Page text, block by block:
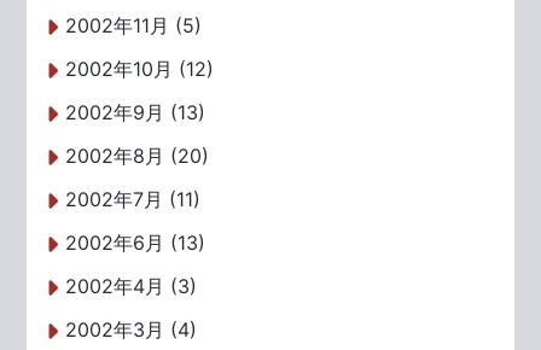
2002年11月 (5)
2002年10月 (12)
2002年9月 (13)
2002年8月 (20)
2002年7月 (11)
2002年6月 (13)
2002年4月 (3)
2002年3月 (4)